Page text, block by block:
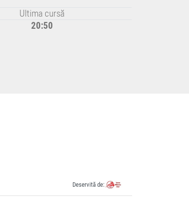
Ultima cursă
20:50
Deservită de: